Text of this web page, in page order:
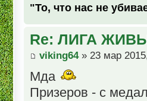
"То, что нас не
Re: ЛИГА
viking64» 23 мар
Мда
Призеров - с